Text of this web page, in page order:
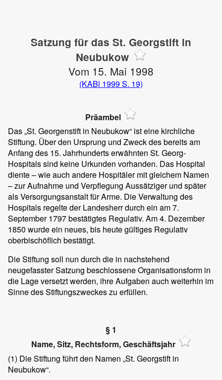
Satzung für das St. Georgstift in
Neubukow
Vom 15. Mai 1998
(KABl 1999 S. 19)
Präambel
Das „St. Georgenstift in Neubukow“ ist eine kirchliche
Stiftung. Über den Ursprung und Zweck des bereits am
Anfang des 15. Jahrhunderts erwähnten St. Georg-
Hospitals sind keine Urkunden vorhanden. Das Hospital
diente – wie auch andere Hospitäler mit gleichem Namen
– zur Aufnahme und Verpflegung Aussätziger und später
als Versorgungsanstalt für Arme. Die Verwaltung des
Hospitals regelte der Landesherr durch ein am 7.
September 1797 bestätigtes Regulativ. Am 4. Dezember
1850 wurde ein neues, bis heute gültiges Regulativ
oberbischöflich bestätigt.
Die Stiftung soll nun durch die in nachstehend
neugefasster Satzung beschlossene Organisationsform in
die Lage versetzt werden, ihre Aufgaben auch weiterhin im
Sinne des Stiftungszweckes zu erfüllen.
§ 1
Name, Sitz, Rechtsform, Geschäftsjahr
(1) Die Stiftung führt den Namen „St. Georgstift in
Neubukow“.